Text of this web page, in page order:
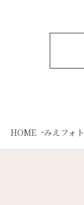
HOME みえフォト